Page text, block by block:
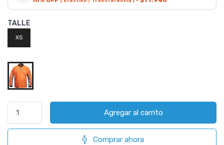
TALLE
XS
Agregar al carrito
Comprar ahora